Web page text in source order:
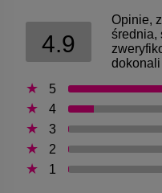
4.9
Opinie,
średnia,
5
4
3
2
1